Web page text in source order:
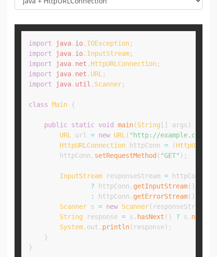
import java. io. IOException;
import
java. io. InputStream;
import
java. net . HttpURLConnection;
import
java. net . URL ;
import
java. util . Scanner;
class Main {
public static void main(String [ ] args )
URL
url = new URL ( "http://example.com"
HttpURLConnection httpConn = (
        httpConn
. setRequestMethod ( "GET" ) ;
InputStream responseStream = httpConn
? httpConn . getInputStream( )
:
httpConn . getErrorStream( )
Scanner s = new Scanner( responseStream
String response = s . hasNext ( ) ? s . next
System. out . println( response) ;
}
}
Copy